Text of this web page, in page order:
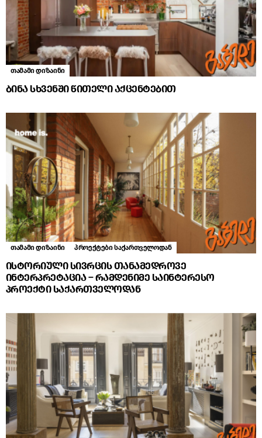
თამამი დიზაინი
ბინა სხვენში წითელი აქცენტებით
თამამი დიზაინი პროექტები საქართველოდან
ისტორიული სივრცის თანამედროვე
ინტერპრეტაცია – რამდენიმე საინტერესო
პროექტი საქართველოდან